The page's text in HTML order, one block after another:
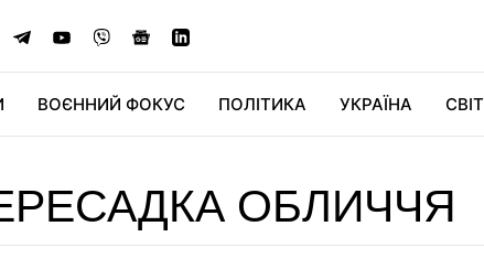
ВОЄННИЙ ФОКУС ПОЛІТИКА УКРАЇНА СВІТ
ОБЛИЧЧЯ